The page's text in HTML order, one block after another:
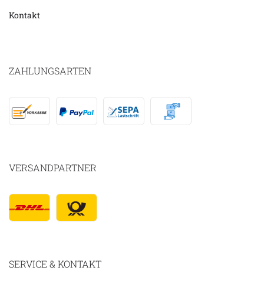
Kontakt
ZAHLUNGSARTEN
VERSANDPARTNER
SERVICE & KONTAKT